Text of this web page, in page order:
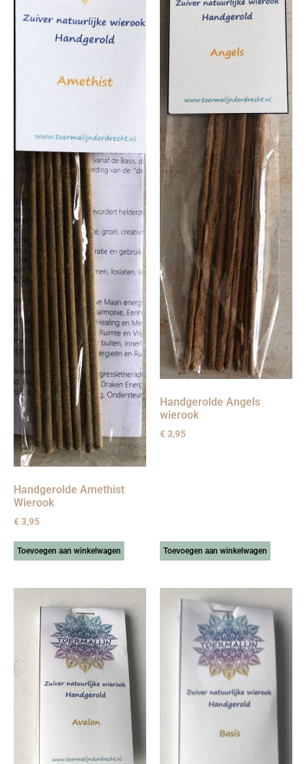
Handgerolde Amethist
Wierook
€3,95
Toevoegen aan winkelwagen
Handgerolde Angels
wierook
€3,95
Toevoegen aan winkelwagen